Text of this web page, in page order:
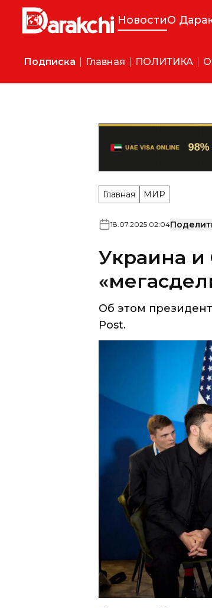
НовостиО
Подписка Главная ПОЛИТИКА
Главная МИР
Украина и
Об этом
Post.
Президент Украины
переговорах с
взаимным